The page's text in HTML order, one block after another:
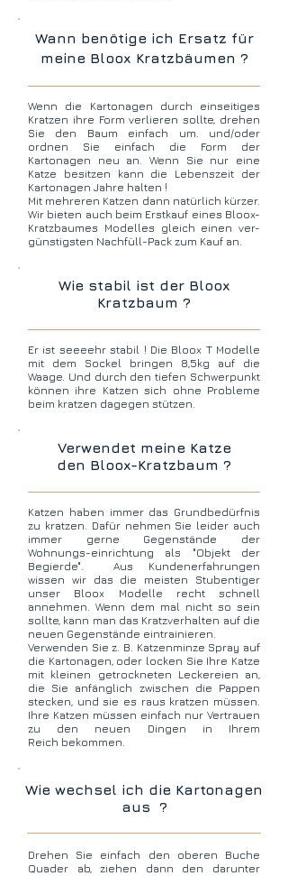
Wann benötige ich Ersatz für
meine Bloox Kratzbäumen ?
Wenn die Kartonagen durch einseitiges
Kratzen ihre Form verlieren sollte, drehen
Sie den Baum einfach um. und/oder
ordnen Sie einfach die Form der
Kartonagen neu an. Wenn Sie nur eine
Katze besitzen kann die Lebenszeit der
Kartonagen Jahre halten !
Mit mehreren Katzen dann natürlich kürzer.
Wir bieten auch beim Erstkauf eines Bloox-
Kratzbaumes Modelles gleich einen ver-
günstigsten Nachfüll-Pack zum Kauf an.
Wie stabil ist der Bloox
Kratzbaum ?
Er ist seeeehrstabil ! Die Bloox T Modelle
mit dem Sockel bringen 8,5kg auf die
Waage. Und durch den tiefen Schwerpunkt
können ihre Katzen sich ohne Probleme
beim kratzen dagegen stützen.
Verwendet meine Katze
den Bloox-Kratzbaum ?
Katzen haben immer das Grundbedürfnis
zu kratzen. Dafür nehmen Sie leider auch
immer gerne Gegenstände der
Wohnungs-einrichtung als "Objekt der
Begierde". Aus Kundenerfahrungen
wissen wir das die meisten Stubentiger
unser Bloox Modelle recht schnell
annehmen. Wenn dem mal nicht so sein
sollte, kann man das Kratzverhalten auf die
neuen Gegenstände eintrainieren.
Verwenden Sie z. B. Katzenminze Spray auf
die Kartonagen, oder locken Sie Ihre Katze
mit kleinen getrockneten Leckereien an,
die Sie anfänglich zwischen die Pappen
stecken, und sie es raus kratzen müssen.
Ihre Katzen müssen einfach nur Vertrauen
zu den neuen Dingen in Ihrem
Reich bekommen.
Wie wechsel ich die Kartonagen
aus ?
Drehen Sie einfach den oberen Buche
Quader ab, ziehen dann den darunter